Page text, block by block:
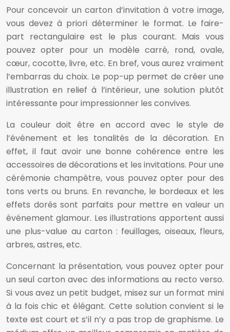
Pour concevoir un carton d’invitation à votre image,
vous devez à priori déterminer le format. Le faire-
part rectangulaire est le plus courant. Mais vous
pouvez opter pour un modèle carré, rond, ovale,
cœur, cocotte, livre, etc. En bref, vous aurez vraiment
l’embarras du choix. Le pop-up permet de créer une
illustration en relief à l’intérieur, une solution plutôt
intéressante pour impressionner les convives.
La couleur doit être en accord avec le style de
l’événement et les tonalités de la décoration. En
effet, il faut avoir une bonne cohérence entre les
accessoires de décorations et les invitations. Pour une
cérémonie champêtre, vous pouvez opter pour des
tons verts ou bruns. En revanche, le bordeaux et les
effets dorés sont parfaits pour mettre en valeur un
événement glamour. Les illustrations apportent aussi
une plus-value au carton : feuillages, oiseaux, fleurs,
arbres, astres, etc.
Concernant la présentation, vous pouvez opter pour
un seul carton avec des informations au recto verso.
Si vous avez un petit budget, misez sur un format mini
à la fois chic et élégant. Cette solution convient si le
texte est court et s’il n’y a pas trop de graphisme. Le